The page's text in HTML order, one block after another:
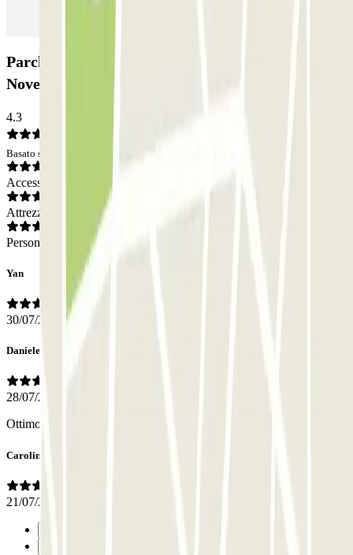
Parcheggio MUOVIAMO Giglio - Santa Maria
Novella: Opinioni
4.3
Basato su 209 opinioni
Accesso
Attrezzatura
Personale
Yan
30/07/2026
Daniele
28/07/2026
Ottimo parcheggio, lo consiglio.
Caroline
21/07/2026